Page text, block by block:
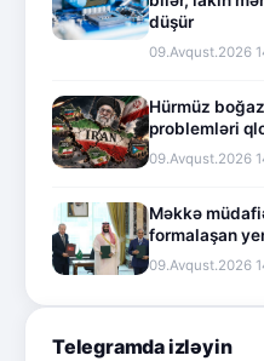
düşür
09.Avqust.2026
Hürmüz
problemləri
09.Avqust.2026
Məkkə
formalaşan
09.Avqust.2026
Telegramda izləyin